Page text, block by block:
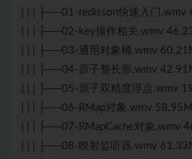
| | | ├──01-redisson快速入门.wmv
| | | ├──02-key操作相关.wmv
| | | ├──03-通用对象桶.wmv
| | | ├──04-原子整长形.wmv
| | | ├──05-原子双精度浮点.wmv
| | | ├──06-RMap对象.wmv 58.95M
| | | ├──07-RMapCache对象.wmv
| | | ├──08-映射监听器.wmv